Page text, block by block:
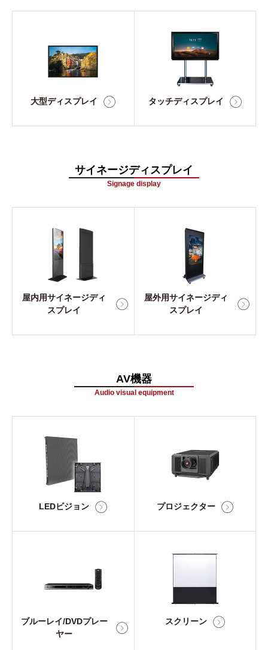
大型ディスプレイ タッチディスプレイ
サイネージディスプレイ
Signage display
屋内用サイネージディ
スプレイ
屋外用サイネージディ
スプレイ
AV機器
Audio visual equipment
LEDビジョン プロジェクター
ブルーレイ/DVDプレー
ヤー
スクリーン